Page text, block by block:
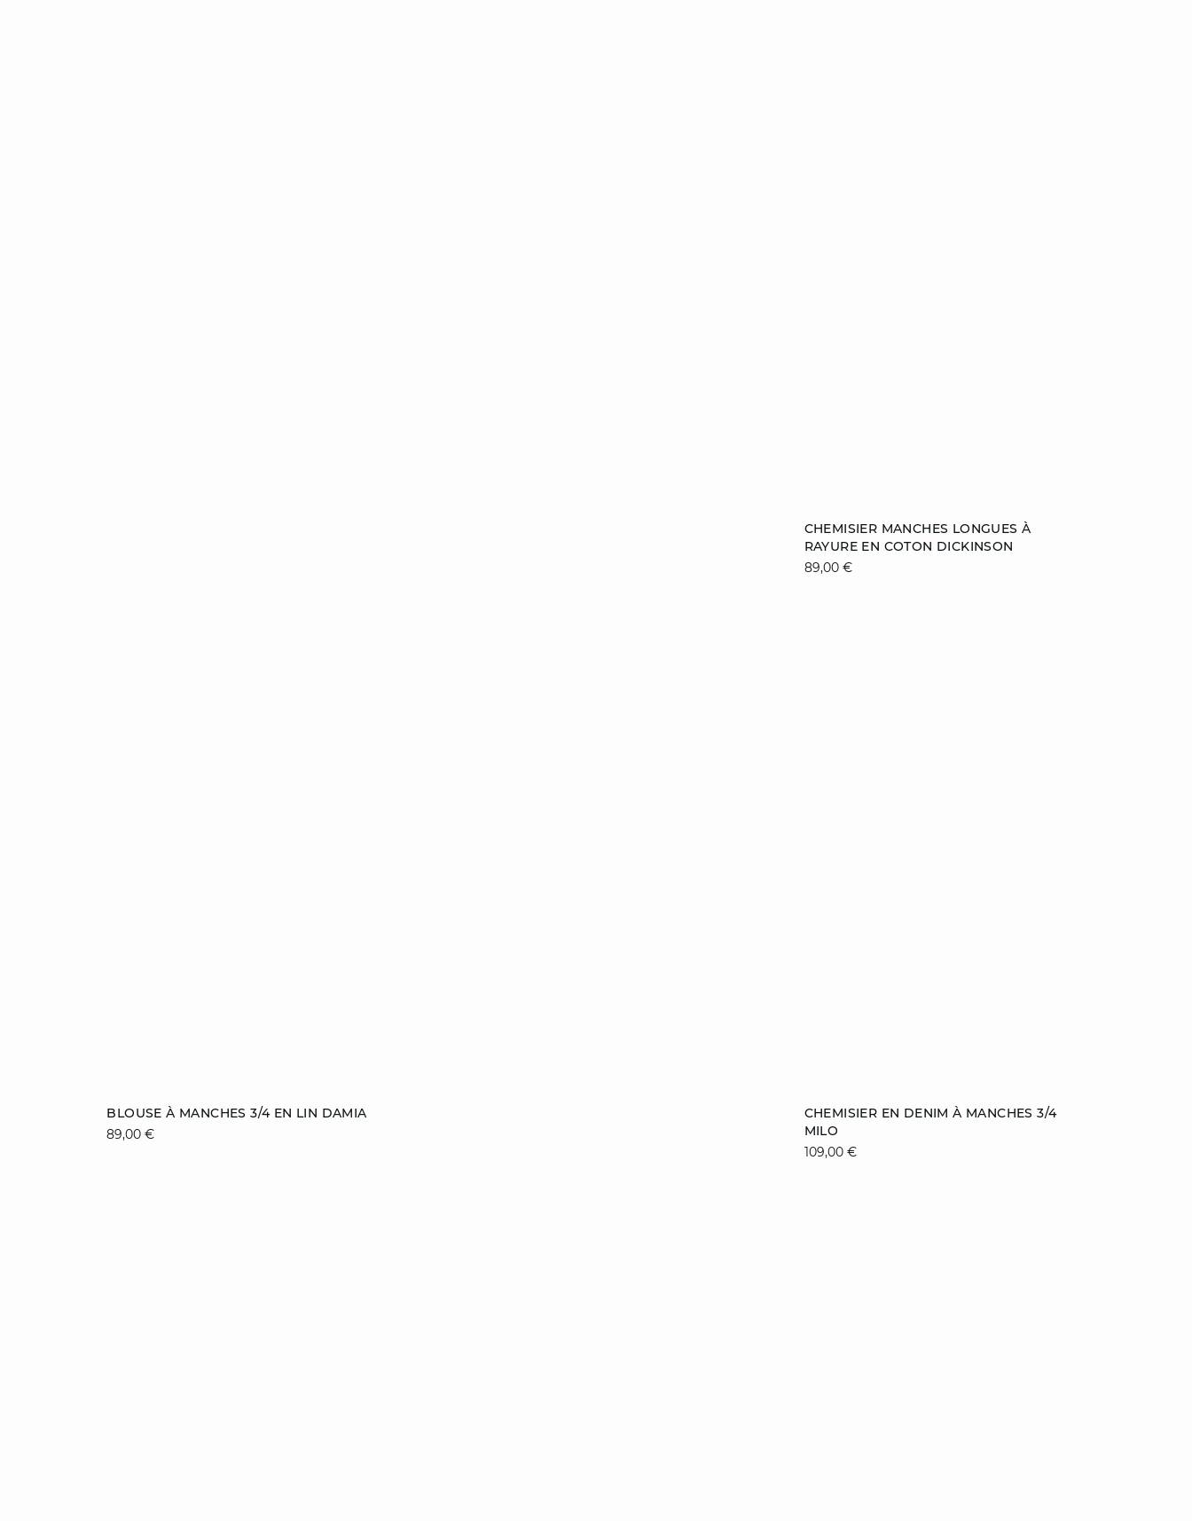
BLOUSE À MANCHES 3/4 EN LIN DAMIA
89,00 €
Ajouter au panier
XS
CHEMISIER MANCHES LONGUES À
RAYURE EN COTON DICKINSON
89,00 €
XS S M
CHEMISIER EN DENIM À MANCHES 3/4
MILO
109,00 €
36